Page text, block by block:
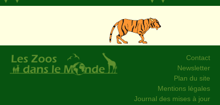
▼
▼
▼
▼
Contact
Newsletter
Plan du site
Mentions légales
Journal des mises à jour